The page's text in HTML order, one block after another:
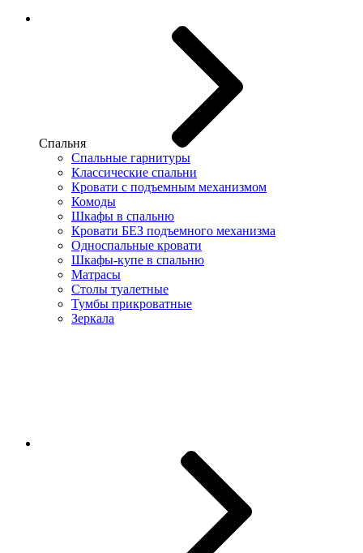
Спальня
Спальные гарнитуры
Классические спальни
Кровати с подъемным механизмом
Комоды
Шкафы в спальню
Кровати БЕЗ подъемного механизма
Односпальные кровати
Шкафы-купе в спальню
Матрасы
Столы туалетные
Тумбы прикроватные
Зеркала